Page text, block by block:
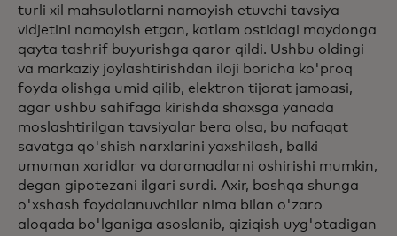
turli xil mahsulotlarni namoyish etuvchi tavsiya
vidjetini namoyish etgan, katlam ostidagi maydonga
qayta tashrif buyurishga qaror qildi. Ushbu oldingi
va markaziy joylashtirishdan iloji boricha ko'proq
foyda olishga umid qilib, elektron tijorat jamoasi,
agar ushbu sahifaga kirishda shaxsga yanada
moslashtirilgan tavsiyalar bera olsa, bu nafaqat
savatga qo'shish narxlarini yaxshilash, balki
umuman xaridlar va daromadlarni oshirishi mumkin,
degan gipotezani ilgari surdi. Axir, boshqa shunga
o'xshash foydalanuvchilar nima bilan o'zaro
aloqada bo'lganiga asoslanib, qiziqish uyg'otadigan